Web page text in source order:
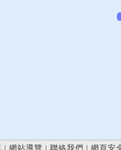
| 網站導覽 | 聯絡我們 | 網頁安